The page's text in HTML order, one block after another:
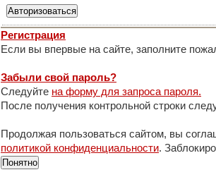
Регистрация
Если вы впервые на сайте, заполните
Забыли свой пароль?
Следуйте на форму для запроса пароля.
После получения контрольной строки
Продолжая пользоваться сайтом, вы
политикой конфиденциальности.
Понятно